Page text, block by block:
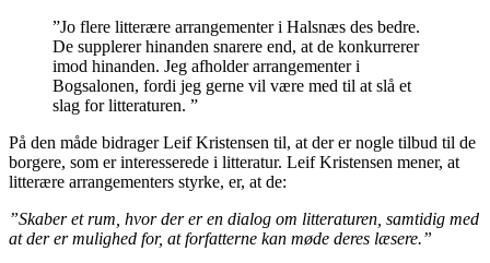
”Jo flere litterære arrangementer i Halsnæs des bedre.
De supplerer hinanden snarere end, at de konkurrerer
imod hinanden. Jeg afholder arrangementer i
Bogsalonen, fordi jeg gerne vil være med til at slå et
slag for litteraturen. ”
På den måde bidrager Leif Kristensen til, at der er nogle tilbud til de
borgere, som er interesserede i litteratur. Leif Kristensen mener, at
litterære arrangementers styrke, er, at de:
”Skaber et rum, hvor der er en dialog om litteraturen, samtidig med
at der er mulighed for, at forfatterne kan møde deres læsere.”